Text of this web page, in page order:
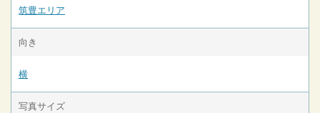
筑豊エリア
向き
横
写真サイズ